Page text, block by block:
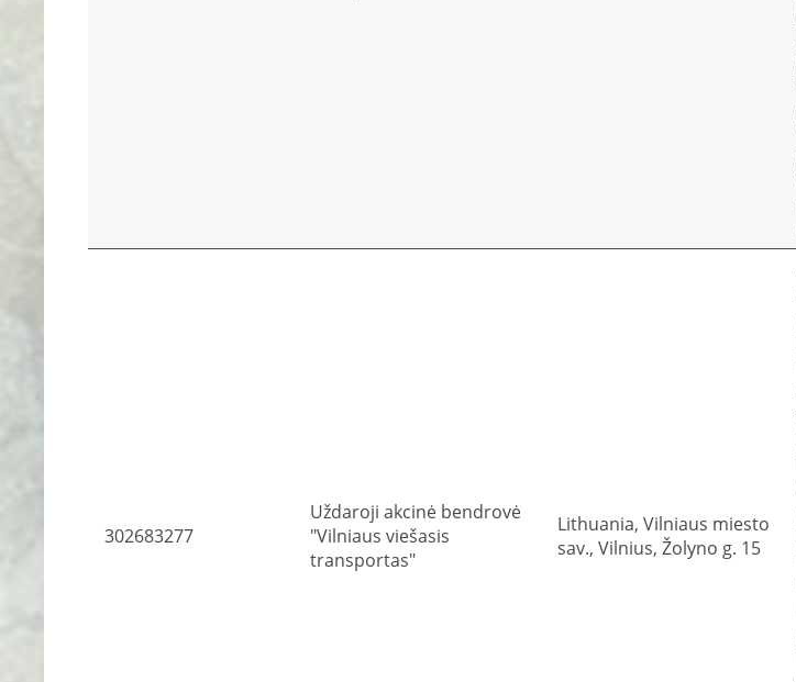
302683277
Uždaroji akcinė bendrovė
"Vilniaus viešasis
transportas"
Lithuania, Vilniaus miesto
sav., Vilnius, Žolyno g. 15